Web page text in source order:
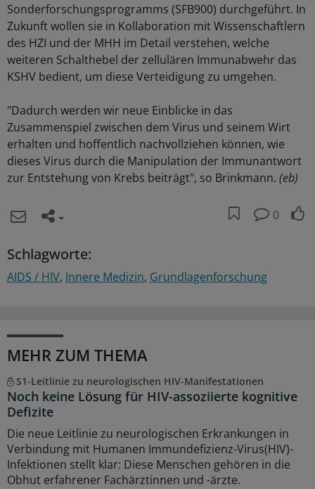
Sonderforschungsprogramms (SFB900) durchgeführt. In
Zukunft wollen sie in Kollaboration mit Wissenschaftlern
des HZI und der MHH im Detail verstehen, welche
weiteren Schalthebel der zellulären Immunabwehr das
KSHV bedient, um diese Verteidigung zu umgehen.
"Dadurch werden wir neue Einblicke in das
Zusammenspiel zwischen dem Virus und seinem Wirt
erhalten und hoffentlich nachvollziehen können, wie
dieses Virus durch die Manipulation der Immunantwort
zur Entstehung von Krebs beiträgt", so Brinkmann. (eb)
0
Schlagworte:
AIDS / HIV Innere Medizin Grundlagenforschung
MEHR ZUM THEMA
S1-Leitlinie zu neurologischen HIV-Manifestationen
Noch keine Lösung für HIV-assoziierte kognitive
Defizite
Die neue Leitlinie zu neurologischen Erkrankungen in
Verbindung mit Humanen Immundefizienz-Virus(HIV)-
Infektionen stellt klar: Diese Menschen gehören in die
Obhut erfahrener Fachärztinnen und -ärzte.